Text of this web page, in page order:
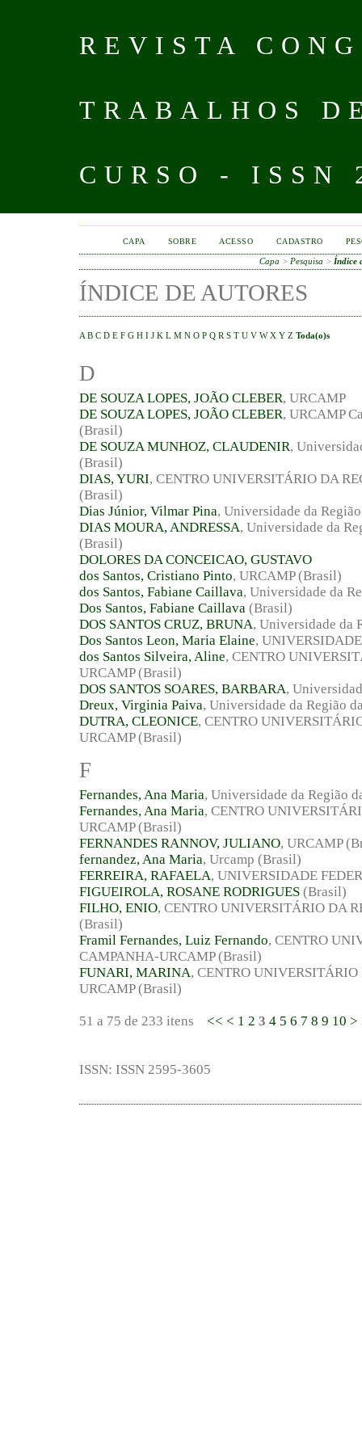
REVISTA
TRABALHOS
CURSO - ISSN
CAPA SOBRE ACESSO CADASTRO
Capa > Pesquisa > Índice
ÍNDICE DE AUTORES
A B C D E F G H I J K L M N O P Q R S T U V W X Y Z Toda(o)s
D
DE SOUZA LOPES, JOÃO CLEBER, URCAMP
DE SOUZA LOPES, JOÃO CLEBER, URCAMP
(Brasil)
DE SOUZA MUNHOZ, CLAUDENIR,
(Brasil)
DIAS, YURI, CENTRO UNIVERSITÁRIO DA
(Brasil)
Dias Júnior, Vilmar Pina, Universidade da
DIAS MOURA, ANDRESSA, Universidade da
(Brasil)
DOLORES DA CONCEICAO, GUSTAVO
dos Santos, Cristiano Pinto, URCAMP (Brasil)
dos Santos, Fabiane Caillava, Universidade da
Dos Santos, Fabiane Caillava (Brasil)
DOS SANTOS CRUZ, BRUNA, Universidade da
Dos Santos Leon, Maria Elaine,
dos Santos Silveira, Aline, CENTRO
URCAMP (Brasil)
DOS SANTOS SOARES, BARBARA,
Dreux, Virginia Paiva, Universidade da Região
DUTRA, CLEONICE, CENTRO
URCAMP (Brasil)
F
Fernandes, Ana Maria, Universidade da Região
Fernandes, Ana Maria, CENTRO
URCAMP (Brasil)
FERNANDES RANNOV, JULIANO, URCAMP
fernandez, Ana Maria, Urcamp (Brasil)
FERREIRA, RAFAELA, UNIVERSIDADE
FIGUEIROLA, ROSANE RODRIGUES (Brasil)
FILHO, ENIO, CENTRO UNIVERSITÁRIO DA
(Brasil)
Framil Fernandes, Luiz Fernando, CENTRO
CAMPANHA-URCAMP (Brasil)
FUNARI, MARINA, CENTRO
URCAMP (Brasil)
51 a 75 de 233 itens << < 1 2 3 4 5 6 7 8 9 10 >
ISSN: ISSN 2595-3605